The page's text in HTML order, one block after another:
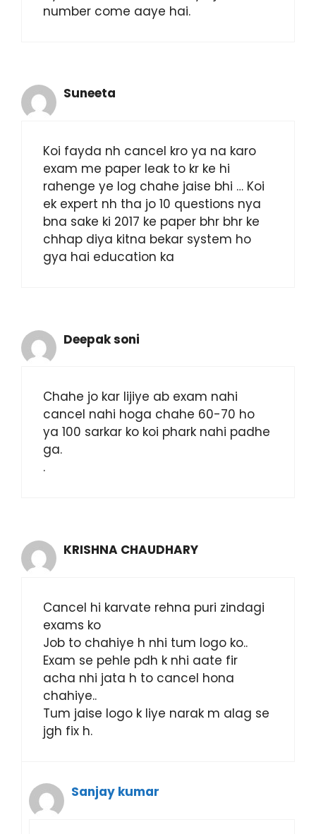
number come aaye hai.
Suneeta
Koi fayda nh cancel kro ya na karo
exam me paper leak to kr ke hi
rahenge ye log chahe jaise bhi … Koi
ek expert nh tha jo 10 questions nya
bna sake ki 2017 ke paper bhr bhr ke
chhap diya kitna bekar system ho
gya hai education ka
Deepak soni
Chahe jo kar lijiye ab exam nahi
cancel nahi hoga chahe 60-70 ho
ya 100 sarkar ko koi phark nahi padhe
ga.
.
KRISHNA CHAUDHARY
Cancel hi karvate rehna puri zindagi
exams ko
Job to chahiye h nhi tum logo ko..
Exam se pehle pdh k nhi aate fir
acha nhi jata h to cancel hona
chahiye..
Tum jaise logo k liye narak m alag se
jgh fix h.
Sanjay kumar